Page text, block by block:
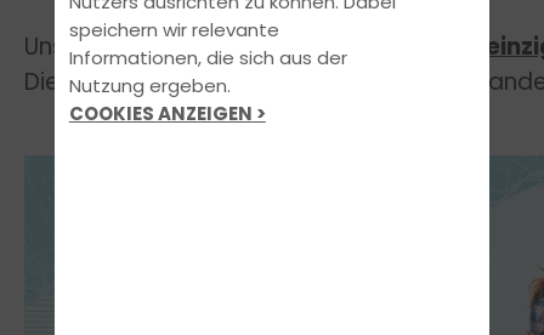
Unser FUN LEARN Konzept ist lizensiert und
Diese Art von Unterricht wirst du in keiner
speichern wir relevante
Informationen, die sich aus der
Nutzung ergeben.
COOKIES ANZEIGEN >